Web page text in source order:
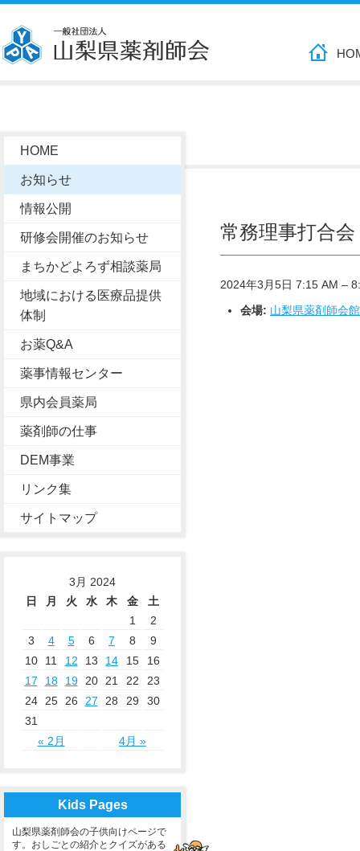
HOME
お知らせ
情報公開
研修会開催のお知らせ
まちかどよろず相談薬局
地域における医療品提供
体制
お薬Q&A
薬事情報センター
県内会員薬局
薬剤師の仕事
DEM事業
リンク集
サイトマップ
3月 2024
日
月 火 水 木 金
土
1
2
3
4 5 6 7 8
9
10
11 12 13 14 15
16
17
18 19 20 21 22
23
24
25 26 27 28 29
30
31
« 2月
4月 »
Kids Pages
山梨県薬剤師会の子供向けページで
す。おしごとの紹介とクイズがある
常務理事打合会
2024年3月5日 7:15 AM –
会場: 山梨県薬剤師会館